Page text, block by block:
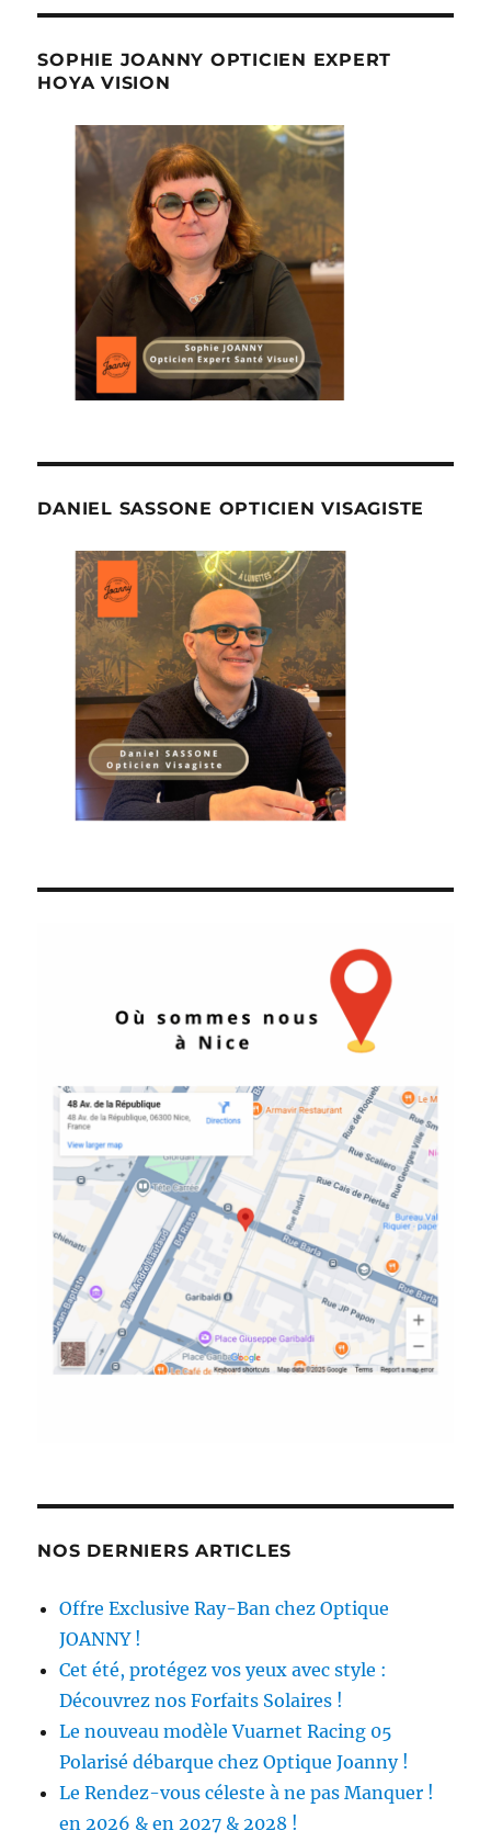
SOPHIE JOANNY OPTICIEN EXPERT
HOYA VISION
DANIEL SASSONE OPTICIEN VISAGISTE
NOS DERNIERS ARTICLES
Offre Exclusive Ray-Ban chez Optique
JOANNY !
Cet été, protégez vos yeux avec style :
Découvrez nos Forfaits Solaires !
Le nouveau modèle Vuarnet Racing 05
Polarisé débarque chez Optique Joanny !
Le Rendez-vous céleste à ne pas Manquer !
en 2026 & en 2027 & 2028 !